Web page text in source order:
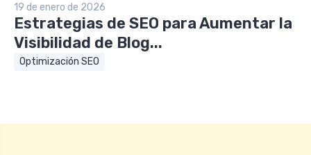
19 de enero de 2026
Estrategias de SEO para Aumentar la
Visibilidad de Blog...
Optimización SEO